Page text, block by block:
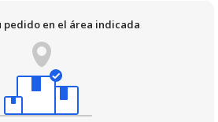
pedido en el área indicada